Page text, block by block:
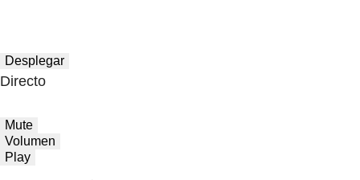
Desplegar
Directo
Mute
Volumen
Play